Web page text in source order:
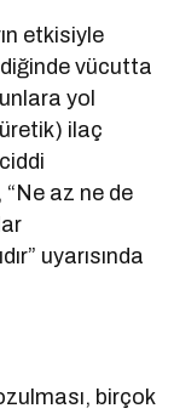
etkisiyle
vücutta
yol
ilaç
“Ne az ne de
uyarısında
birçok